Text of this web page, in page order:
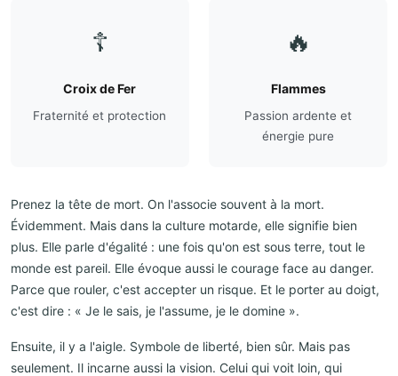
☦️
Croix de Fer
Fraternité et protection
🔥
Flammes
Passion ardente et
énergie pure
Prenez la tête de mort. On l'associe souvent à la mort.
Évidemment. Mais dans la culture motarde, elle signifie bien
plus. Elle parle d'égalité : une fois qu'on est sous terre, tout le
monde est pareil. Elle évoque aussi le courage face au danger.
Parce que rouler, c'est accepter un risque. Et le porter au doigt,
c'est dire : « Je le sais, je l'assume, je le domine ».
Ensuite, il y a l'aigle. Symbole de liberté, bien sûr. Mais pas
seulement. Il incarne aussi la vision. Celui qui voit loin, qui